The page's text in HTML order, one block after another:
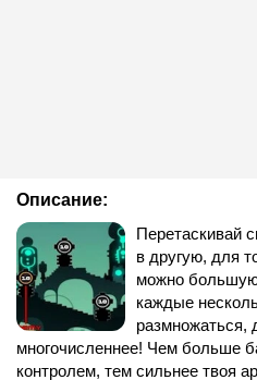
Описание:
Перетаскивай
в другую, для
можно
каждые
размножаться,
многочисленнее! Чем больше
контролем, тем сильнее твоя